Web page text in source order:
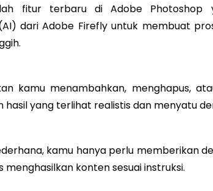
fitur terbaru di Adobe Photoshop
dari Adobe Firefly untuk membuat
kamu menambahkan, menghapus,
hasil yang terlihat realistis dan menyatu
kamu hanya perlu memberikan
konten sesuai instruksi.